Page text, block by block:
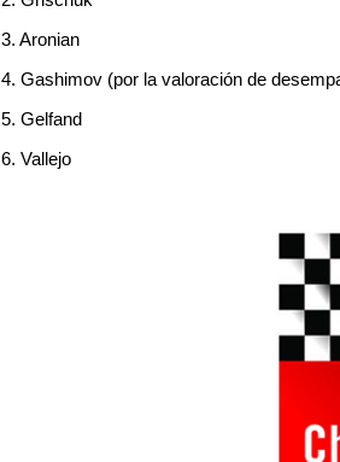
3. Aronian
4. Gashimov (por la valoración de
5. Gelfand
6. Vallejo